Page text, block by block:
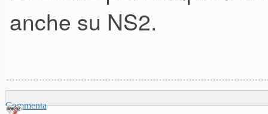
anche su NS2.
Commenta